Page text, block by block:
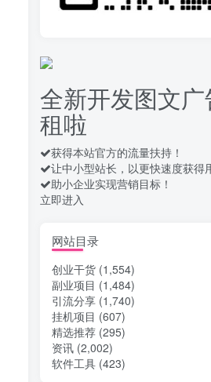
13天前
12 头条自动化
13 最新 TB秒
个TB号一天可
热门文章
TOP1
全新开发图文
租啦
获得本站官方的流量扶持！
让中小型站长，以更快速度获得
助小企业实现营销目标！
立即进入
网站目录
创业干货 (1,554)
副业项目 (1,484)
引流分享 (1,740)
挂机项目 (607)
精选推荐 (295)
资讯 (2,002)
软件工具 (423)